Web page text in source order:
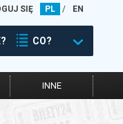
SIĘ PL / EN
CO?
INNE